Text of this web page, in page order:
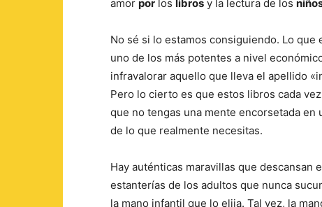
amor por los libros y la lectura de los
No sé si lo estamos consiguiendo. Lo
uno de los más potentes a nivel
infravalorar aquello que lleva el apellido
Pero lo cierto es que estos libros cada
que no tengas una mente encorsetada
de lo que realmente necesitas.
Hay auténticas maravillas que descansan
estanterías de los adultos que nunca
la mano infantil que lo elija. Tal vez, la